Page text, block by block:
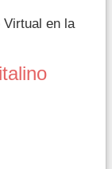
Virtual en la